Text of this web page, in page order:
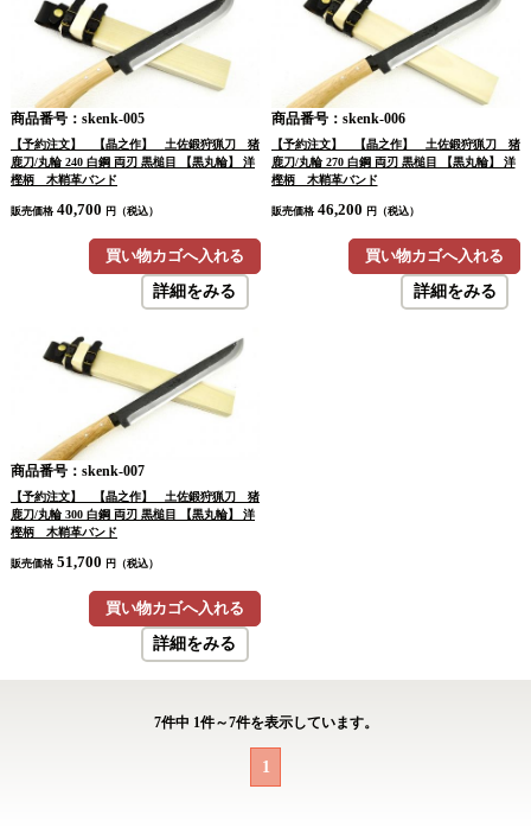
商品番号：skenk-005
【予約注文】 【晶之作】 土佐鍛狩猟刀 猪
鹿刀/丸輪 240 白鋼 両刃 黒槌目 【黒丸輪】 洋
樫柄 木鞘革バンド
販売価格 40,700 円（税込）
買い物カゴへ入れる
詳細をみる
商品番号：skenk-006
【予約注文】 【晶之作】 土佐鍛狩猟刀 猪
鹿刀/丸輪 270 白鋼 両刃 黒槌目 【黒丸輪】 洋
樫柄 木鞘革バンド
販売価格 46,200 円（税込）
買い物カゴへ入れる
詳細をみる
商品番号：skenk-007
【予約注文】 【晶之作】 土佐鍛狩猟刀 猪
鹿刀/丸輪 300 白鋼 両刃 黒槌目 【黒丸輪】 洋
樫柄 木鞘革バンド
販売価格 51,700 円（税込）
買い物カゴへ入れる
詳細をみる
7件中 1件～7件を表示しています。
1